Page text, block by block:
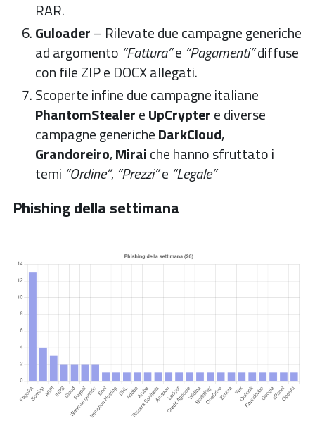
RAR.
Guloader– Rilevate due campagne generiche
ad argomento “Fattura”e “Pagamenti”diffuse
con file ZIP e DOCX allegati.
Scoperte infine due campagne italiane
PhantomStealereUpCryptere diverse
campagne genericheDarkCloud,
Grandoreiro,Miraiche hanno sfruttato i
temi “Ordine”, “Prezzi”e “Legale”
Phishing della settimana